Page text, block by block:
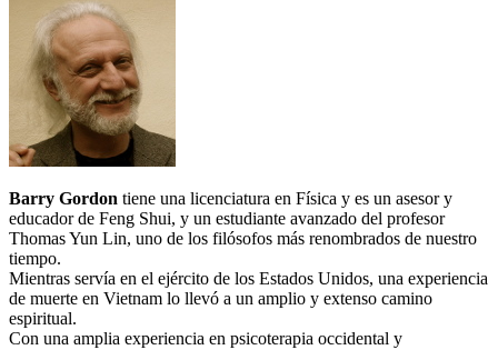
Barry Gordon tiene una licenciatura en Física y es un asesor y
educador de Feng Shui, y un estudiante avanzado del profesor
Thomas Yun Lin, uno de los filósofos más renombrados de nuestro
tiempo.
Mientras servía en el ejército de los Estados Unidos, una experiencia
de muerte en Vietnam lo llevó a un amplio y extenso camino
espiritual.
Con una amplia experiencia en psicoterapia occidental y